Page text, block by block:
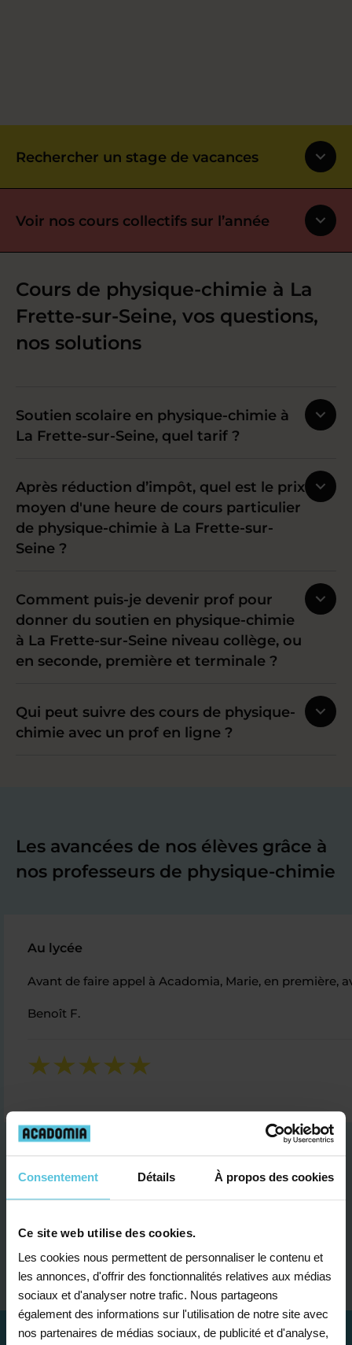
Consentement Détails À propos des cookies
Ce site web utilise des cookies.
Les cookies nous permettent de personnaliser le contenu et
les annonces, d'offrir des fonctionnalités relatives aux médias
sociaux et d'analyser notre trafic. Nous partageons
également des informations sur l'utilisation de notre site avec
nos partenaires de médias sociaux, de publicité et d'analyse,
Rechercher un stage de vacances
Voir nos cours collectifs sur l’année
Cours de physique-chimie à La
Frette-sur-Seine, vos questions,
nos solutions
Soutien scolaire en physique-chimie à
La Frette-sur-Seine, quel tarif ?
Après réduction d’impôt, quel est le prix
moyen d'une heure de cours particulier
de physique-chimie à La Frette-sur-
Seine ?
Comment puis-je devenir prof pour
donner du soutien en physique-chimie
à La Frette-sur-Seine niveau collège, ou
en seconde, première et terminale ?
Qui peut suivre des cours de physique-
chimie avec un prof en ligne ?
Les avancées de nos élèves grâce à
nos professeurs de physique-chimie
Au lycée
Avant de faire appel à Acadomia, Marie, en
Benoît F.
Je contacte un conseiller